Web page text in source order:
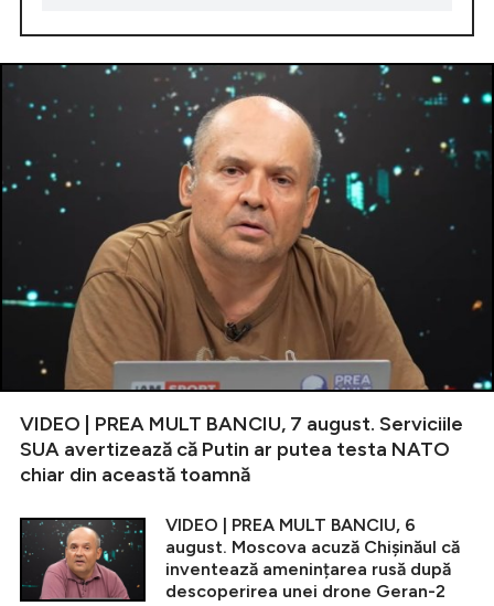
VIDEO | PREA MULT BANCIU, 7 august. Serviciile
SUA avertizează că Putin ar putea testa NATO
chiar din această toamnă
VIDEO | PREA MULT BANCIU, 6
august. Moscova acuză Chișinăul că
inventează amenințarea rusă după
descoperirea unei drone Geran-2